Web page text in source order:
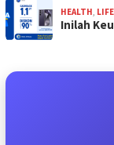
HEALTH
Inilah